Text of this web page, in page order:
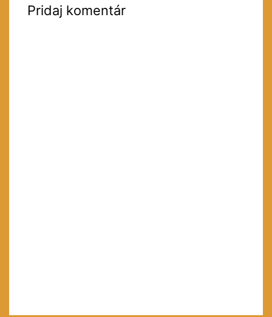
Pridaj komentár